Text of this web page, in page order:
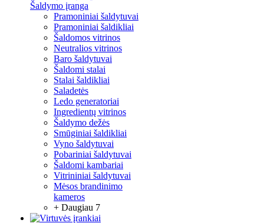
Šaldymo įranga
Pramoniniai šaldytuvai
Pramoniniai šaldikliai
Šaldomos vitrinos
Neutralios vitrinos
Baro šaldytuvai
Šaldomi stalai
Stalai šaldikliai
Saladetės
Ledo generatoriai
Ingredientų vitrinos
Šaldymo dežės
Smūginiai šaldikliai
Vyno šaldytuvai
Pobariniai šaldytuvai
Šaldomi kambariai
Vitrininiai šaldytuvai
Mėsos brandinimo
kameros
+ Daugiau 7